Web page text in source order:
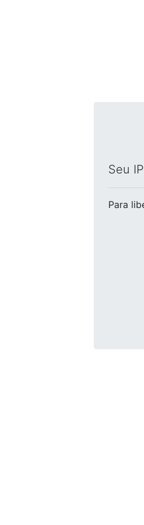
Seu
Para